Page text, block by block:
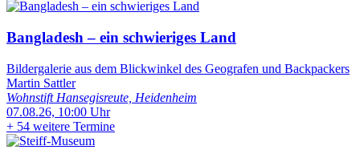
Bangladesh – ein schwieriges Land
Bildergalerie aus dem Blickwinkel des Geografen und Backpackers
Martin Sattler
Wohnstift Hansegisreute, Heidenheim
07.08.26, 10:00 Uhr
+ 54 weitere Termine